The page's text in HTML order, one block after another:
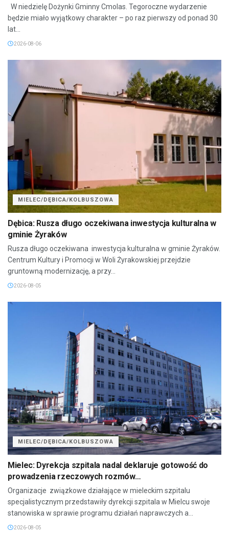
W niedzielę Dożynki Gminny Cmolas. Tegoroczne wydarzenie
będzie miało wyjątkowy charakter – po raz pierwszy od ponad 30
lat...
2026-08-06
MIELEC/DĘBICA/KOLBUSZOWA
Dębica: Rusza długo oczekiwana inwestycja kulturalna w
gminie Żyraków
Rusza długo oczekiwana inwestycja kulturalna w gminie Żyraków.
Centrum Kultury i Promocji w Woli Żyrakowskiej przejdzie
gruntowną modernizację, a przy...
2026-08-05
MIELEC/DĘBICA/KOLBUSZOWA
Mielec: Dyrekcja szpitala nadal deklaruje gotowość do
prowadzenia rzeczowych rozmów…
Organizacje związkowe działające w mieleckim szpitalu
specjalistycznym przedstawiły dyrekcji szpitala w Mielcu swoje
stanowiska w sprawie programu działań naprawczych a...
2026-08-05